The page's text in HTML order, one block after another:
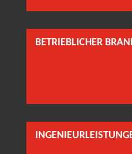
BETRIEBLICHER